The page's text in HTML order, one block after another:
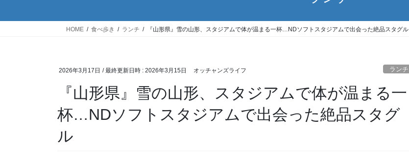
HOME 食べ歩き ランチ 『山形県』雪の山形、スタジアムで体が温まる一杯…NDソフトスタジアムで出会った絶品スタグル
2026年3月17日 / 最終更新日時 : 2026年3月15日 オッチャンズライフ ランチ
『山形県』雪の山形、スタジアムで体が温まる一
杯…NDソフトスタジアムで出会った絶品スタグ
ル